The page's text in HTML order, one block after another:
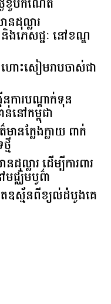
ងៃខួបកំណើត
ដុល្លារ
ងភេសជ្ជៈ នៅខណ្ឌ
ហោះ​សៀមរាប​ចាស់​ជា​
ការ​បណ្តាក់ទុន
នៅ​កម្ពុជា​
ាន​ក្លែងក្លាយ ​ពាក់
មី​
ល្លារ ​ដើម្បី​ការពារ​
មជ្ឈិមបូព៌ា
ឧស្ម័នពីខ្យល់ដំបូងគេ